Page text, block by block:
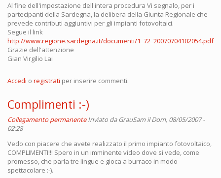
Al fine dell'impostazione dell'intera procedura Vi segnalo, per i
partecipanti della Sardegna, la delibera della Giunta Regionale che
prevede contributi aggiuntivi per gli impianti fotovoltaici.
Segue il link
http://www.regione.sardegna.it/documenti/1_72_20070704102054.pdf
Grazie dell'attenzione
Gian Virgilio Lai
Accedi o registrati per inserire commenti.
Complimenti :-)
Collegamento permanente Inviato daGrauSamil Dom, 08/05/2007 -
02:28
Vedo con piacere che avete realizzato il primo impianto fotovoltaico,
COMPLIMENTI!!! Spero in un imminente video dove si vede, come
promesso, che parla tre lingue e gioca a burraco in modo
spettacolare :-).